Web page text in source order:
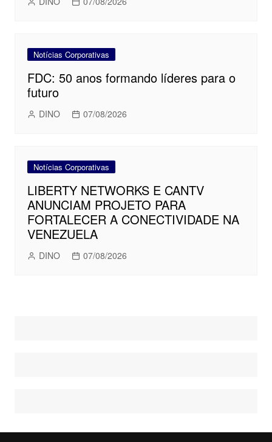
Notícias Corporativas
FDC: 50 anos formando líderes para o
futuro
DINO 07/08/2026
Notícias Corporativas
LIBERTY NETWORKS E CANTV
ANUNCIAM PROJETO PARA
FORTALECER A CONECTIVIDADE NA
VENEZUELA
DINO 07/08/2026